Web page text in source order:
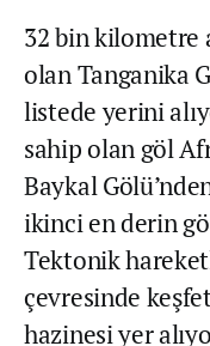
32 bin kilometre
olan Tanganika
listede yerini
sahip olan göl
Baykal
ikinci en derin
Tektonik
çevresinde
hazinesi yer